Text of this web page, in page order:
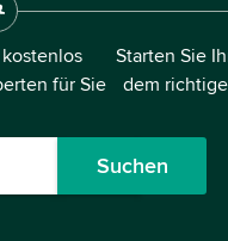
für Sie
Starten Sie
dem
Suchen